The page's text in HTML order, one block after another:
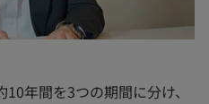
年間を3つの期間に分け、